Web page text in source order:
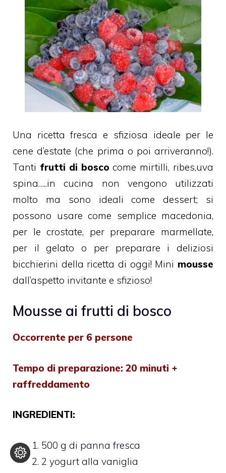
Una ricetta fresca e sfiziosa ideale per le
cene d’estate (che prima o poi arriveranno!).
Tanti frutti di bosco come mirtilli, ribes,uva
spina…..in cucina non vengono utilizzati
molto ma sono ideali come dessert; si
possono usare come semplice macedonia,
per le crostate, per preparare marmellate,
per il gelato o per preparare i deliziosi
bicchierini della ricetta di oggi! Mini mousse
dall’aspetto invitante e sfizioso!
Mousse ai frutti di bosco
Occorrente per 6 persone
Tempo di preparazione: 20 minuti +
raffreddamento
INGREDIENTI:
500 g di panna fresca
2 yogurt alla vaniglia